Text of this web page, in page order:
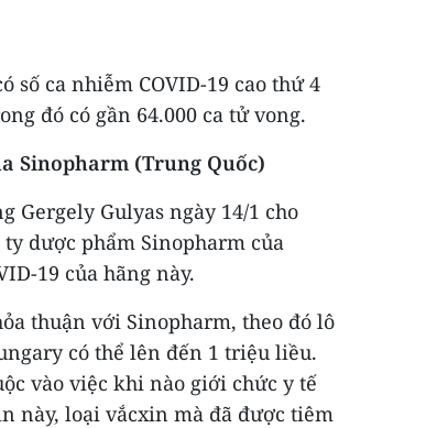
ca nhiễm COVID-19 cao thứ 4
đó có gần 64.000 ca tử vong.
Sinopharm (Trung Quốc)
Gergely Gulyas ngày 14/1 cho
dược phẩm Sinopharm của
19 của hãng này.
thuận với Sinopharm, theo đó lô
có thể lên đến 1 triệu liều.
vào việc khi nào giới chức y tế
này, loại vắcxin mà đã được tiêm